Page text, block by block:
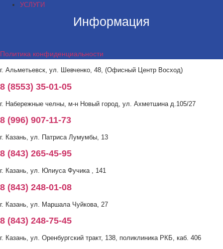
УСЛУГИ
Информация
Политика конфиденциальности
г. Альметьевск, ул. Шевченко, 48, (Офисный Центр Восход)
8 (8553) 35-01-05
г. Набережные челны, м-н Новый город, ул. Ахметшина д.105/27
8 (996) 907-11-73
г. Казань, ул. Патриса Лумумбы, 13
8 (843) 265-45-95
г. Казань, ул. Юлиуса Фучика , 141
8 (843) 248-01-08
г. Казань, ул. Маршала Чуйкова, 27
8 (843) 248-75-45
г. Казань, ул. Оренбургский тракт, 138, поликлиника РКБ, каб. 406